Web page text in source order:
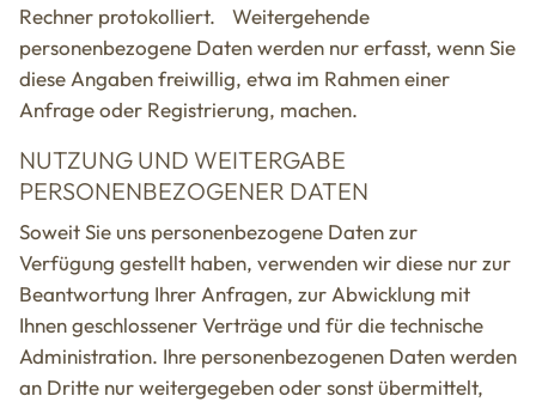
Rechner protokolliert. Weitergehende
personenbezogene Daten werden nur erfasst, wenn Sie
diese Angaben freiwillig, etwa im Rahmen einer
Anfrage oder Registrierung, machen.
NUTZUNG UND WEITERGABE
PERSONENBEZOGENER DATEN
Soweit Sie uns personenbezogene Daten zur
Verfügung gestellt haben, verwenden wir diese nur zur
Beantwortung Ihrer Anfragen, zur Abwicklung mit
Ihnen geschlossener Verträge und für die technische
Administration. Ihre personenbezogenen Daten werden
an Dritte nur weitergegeben oder sonst übermittelt,